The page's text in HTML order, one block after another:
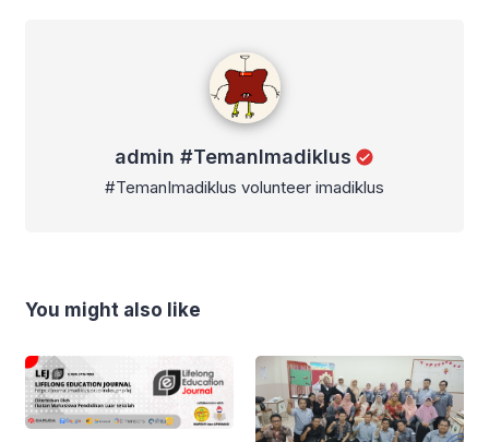
admin #TemanImadiklus
#TemanImadiklus volunteer imadiklus
You might also like